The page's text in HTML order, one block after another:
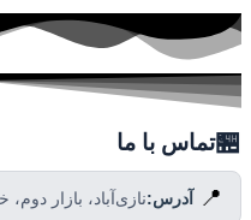
تماس با ما
📍 آدرس:نازی‌آباد، بازار دوم،